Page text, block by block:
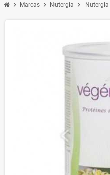
chevron_right Marcas chevron_right Nutergia chevron_right